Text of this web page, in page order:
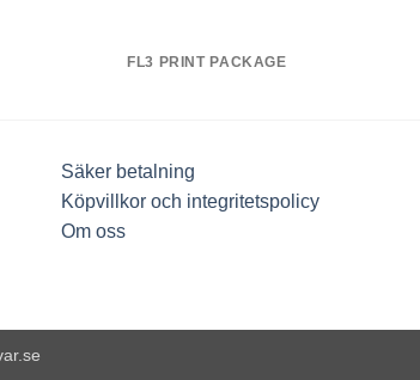
FL3 PRINT PACKAGE
Säker betalning
Köpvillkor och integritetspolicy
Om oss